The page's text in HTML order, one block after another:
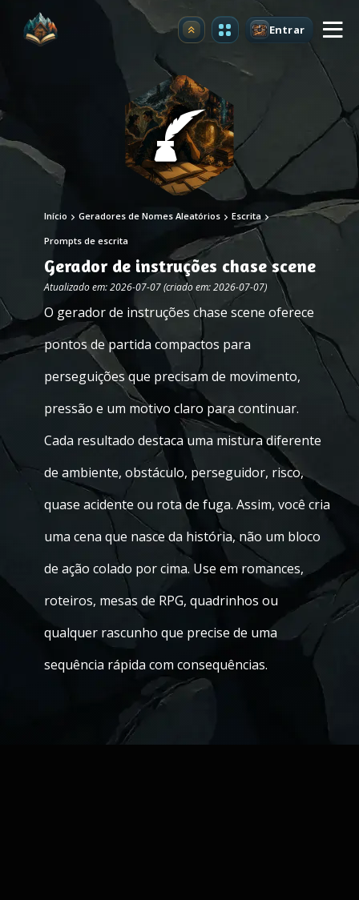
Atualizar Entrar
Início Geradores de Nomes Aleatórios Escrita
Prompts de escrita
Gerador de instruções chase scene
Atualizado em: 2026-07-07 (criado em: 2026-07-07)
O gerador de instruções chase scene oferece
pontos de partida compactos para
perseguições que precisam de movimento,
pressão e um motivo claro para continuar.
Cada resultado destaca uma mistura diferente
de ambiente, obstáculo, perseguidor, risco,
quase acidente ou rota de fuga. Assim, você cria
uma cena que nasce da história, não um bloco
de ação colado por cima. Use em romances,
roteiros, mesas de RPG, quadrinhos ou
qualquer rascunho que precise de uma
sequência rápida com consequências.